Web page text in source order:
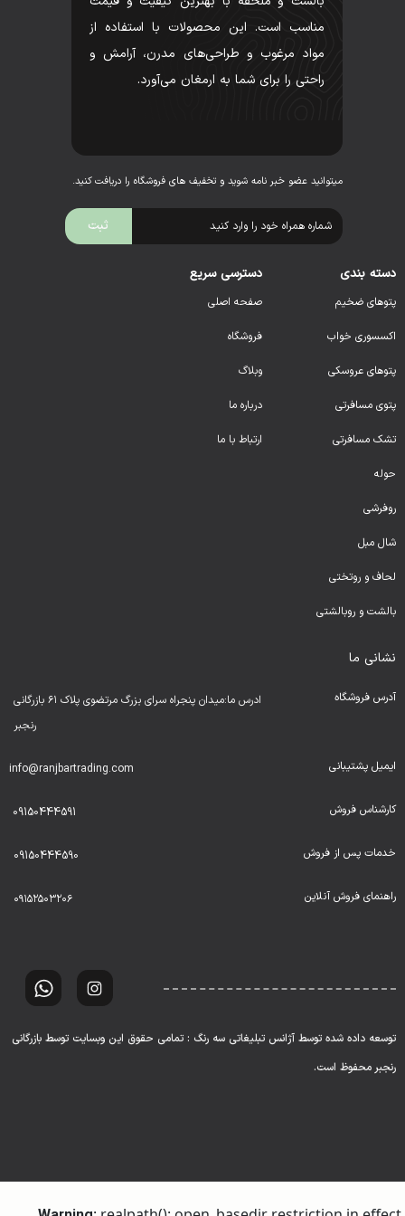
مناسب است. این محصولات با استفاده از
مواد مرغوب و طراحی‌های مدرن، آرامش و
راحتی را برای شما به ارمغان می‌آورد.
میتوانید عضو خبر نامه شوید و تخفیف های فروشگاه را دریافت کنید.
دسته بندی
پتوهای ضخیم
اکسسوری خواب
پتوهای عروسکی
پتوی مسافرتی
تشک مسافرتی
حوله
روفرشی
شال مبل
لحاف و روتختی
بالشت و روبالشتی
دسترسی سریع
صفحه اصلی
فروشگاه
وبلاگ
درباره ما
ارتباط با ما
نشانی ما
آدرس فروشگاه
ادرس ما:میدان پنجراه سرای بزرگ مرتضوی پلاک ۶۱ بازرگانی
رنجبر
ایمیل پشتیبانی info@ranjbartrading.com
کارشناس فروش 09150444591
خدمات پس از فروش 09150444590
راهنمای فروش آنلاین ۰۹۱۵۲۵۰۳۲۰۶
توسعه داده شده توسط آژانس تبلیغاتی سه رنگ : تمامی حقوق این وبسایت توسط بازرگانی
رنجبر محفوظ است.